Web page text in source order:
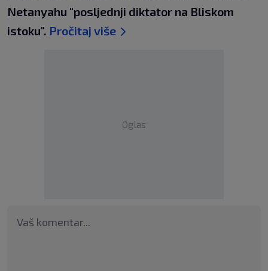
Netanyahu "posljednji diktator na Bliskom
istoku". Pročitaj više
Oglas